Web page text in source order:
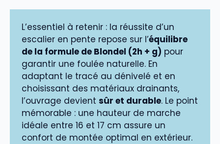
L’essentiel à retenir : la réussite d’un
escalier en pente repose sur l’équilibre
de la formule de Blondel (2h + g) pour
garantir une foulée naturelle. En
adaptant le tracé au dénivelé et en
choisissant des matériaux drainants,
l’ouvrage devient sûr et durable. Le point
mémorable : une hauteur de marche
idéale entre 16 et 17 cm assure un
confort de montée optimal en extérieur.